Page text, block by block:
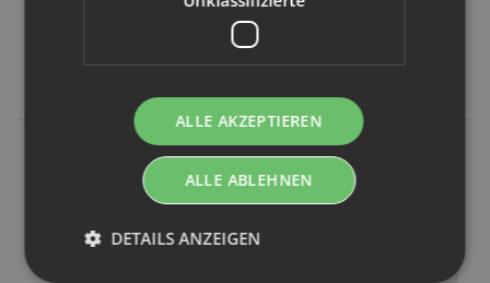
Kunden kauften dazu folgende
ALLE AKZEPTIEREN
ALLE ABLEHNEN
DETAILS ANZEIGEN